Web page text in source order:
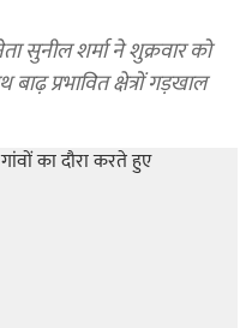
सुनील शर्मा ने शुक्रवार को
प्रभावित क्षेत्रों गड़खाल